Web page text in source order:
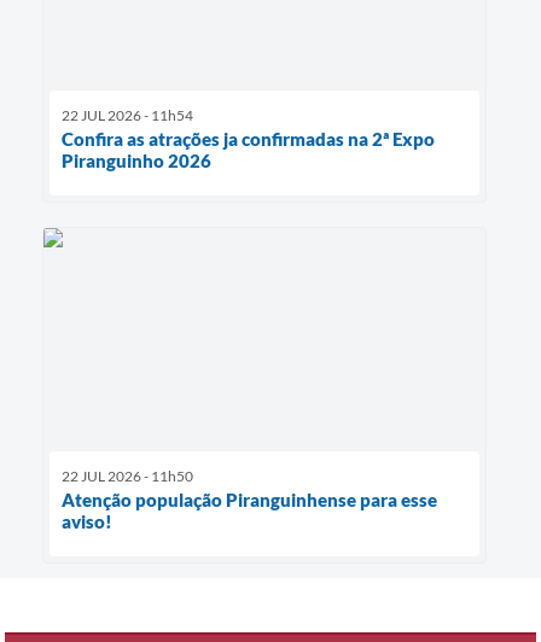
22 JUL 2026 - 11h54
Confira as atrações ja confirmadas na 2ª Expo
Piranguinho 2026
22 JUL 2026 - 11h50
Atenção população Piranguinhense para esse
aviso!